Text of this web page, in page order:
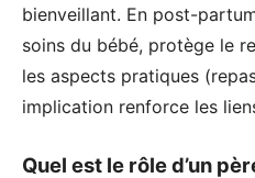
bienveillant. En post-
soins du bébé, protège le
les aspects pratiques
implication renforce les
Quel est le rôle d’un